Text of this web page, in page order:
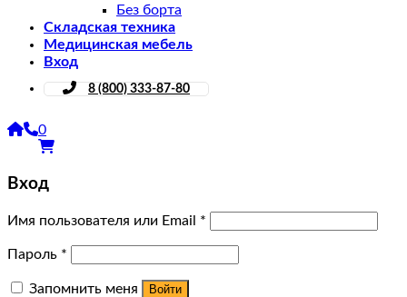
Без борта
Складская техника
Медицинская мебель
Вход
8 (800) 333-87-80
0
Вход
Имя пользователя или Email *
Пароль *
Запомнить меня Войти